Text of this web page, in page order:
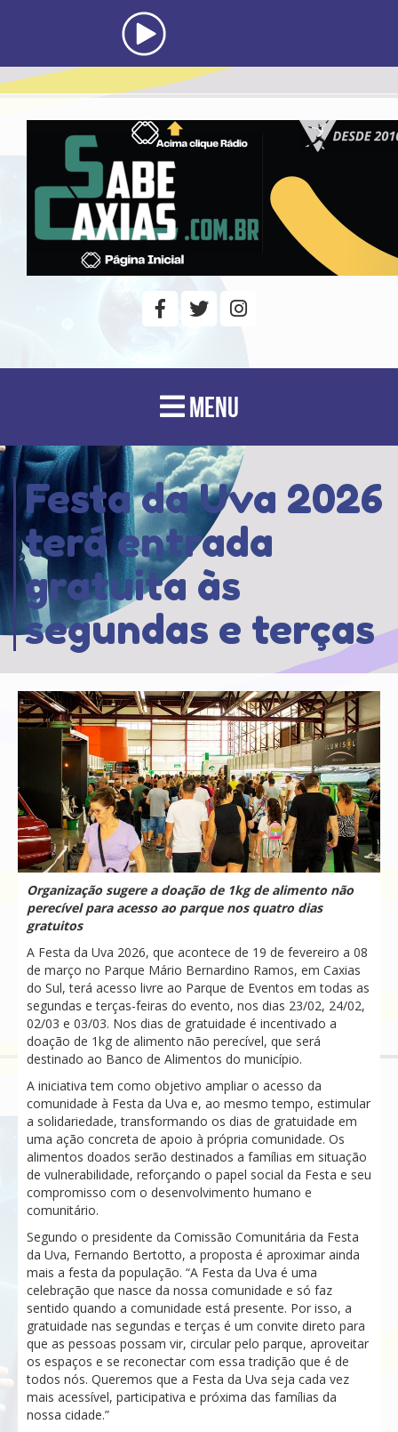
MENU
Festa da Uva 2026
terá entrada
gratuita às
segundas e terças
Organização sugere a doação de 1kg de alimento não
perecível para acesso ao parque nos quatro dias
gratuitos
A Festa da Uva 2026, que acontece de 19 de fevereiro a 08
de março no Parque Mário Bernardino Ramos, em Caxias
do Sul, terá acesso livre ao Parque de Eventos em todas as
segundas e terças-feiras do evento, nos dias 23/02, 24/02,
02/03 e 03/03. Nos dias de gratuidade é incentivado a
doação de 1kg de alimento não perecível, que será
destinado ao Banco de Alimentos do município.
A iniciativa tem como objetivo ampliar o acesso da
comunidade à Festa da Uva e, ao mesmo tempo, estimular
a solidariedade, transformando os dias de gratuidade em
uma ação concreta de apoio à própria comunidade. Os
alimentos doados serão destinados a famílias em situação
de vulnerabilidade, reforçando o papel social da Festa e seu
compromisso com o desenvolvimento humano e
comunitário.
Segundo o presidente da Comissão Comunitária da Festa
da Uva, Fernando Bertotto, a proposta é aproximar ainda
mais a festa da população. “A Festa da Uva é uma
celebração que nasce da nossa comunidade e só faz
sentido quando a comunidade está presente. Por isso, a
gratuidade nas segundas e terças é um convite direto para
que as pessoas possam vir, circular pelo parque, aproveitar
os espaços e se reconectar com essa tradição que é de
todos nós. Queremos que a Festa da Uva seja cada vez
mais acessível, participativa e próxima das famílias da
nossa cidade.”